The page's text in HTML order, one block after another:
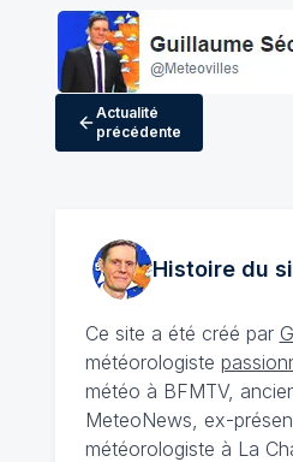
Actualité
précédente
Histoire du
Ce site a été créé par
météorologiste
météo à BFMTV,
MeteoNews, ex-
météorologiste à La